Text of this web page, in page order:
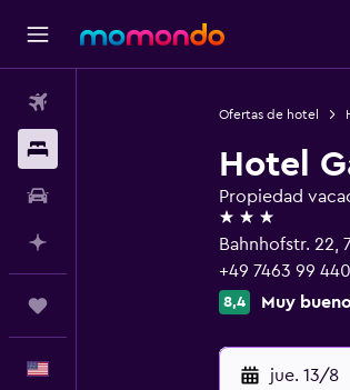
Ofertas de hotel
Hotel
Propiedad
3 estrellas
Bahnhofstr. 22,
+49 7463 99 440
8,4 Muy bueno
jue. 13/8